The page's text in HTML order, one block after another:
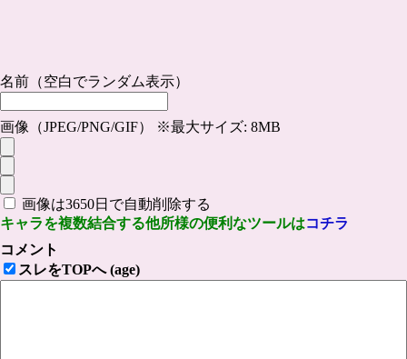
名前（空白でランダム表示）
画像（JPEG/PNG/GIF） ※最大サイズ: 8MB
画像は3650日で自動削除する
キャラを複数結合する他所様の便利なツールはコチラ
コメント
スレをTOPへ (age)